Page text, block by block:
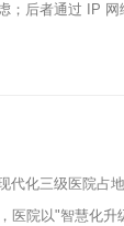
后者通过 IP
化三级医院占
院以"智慧化